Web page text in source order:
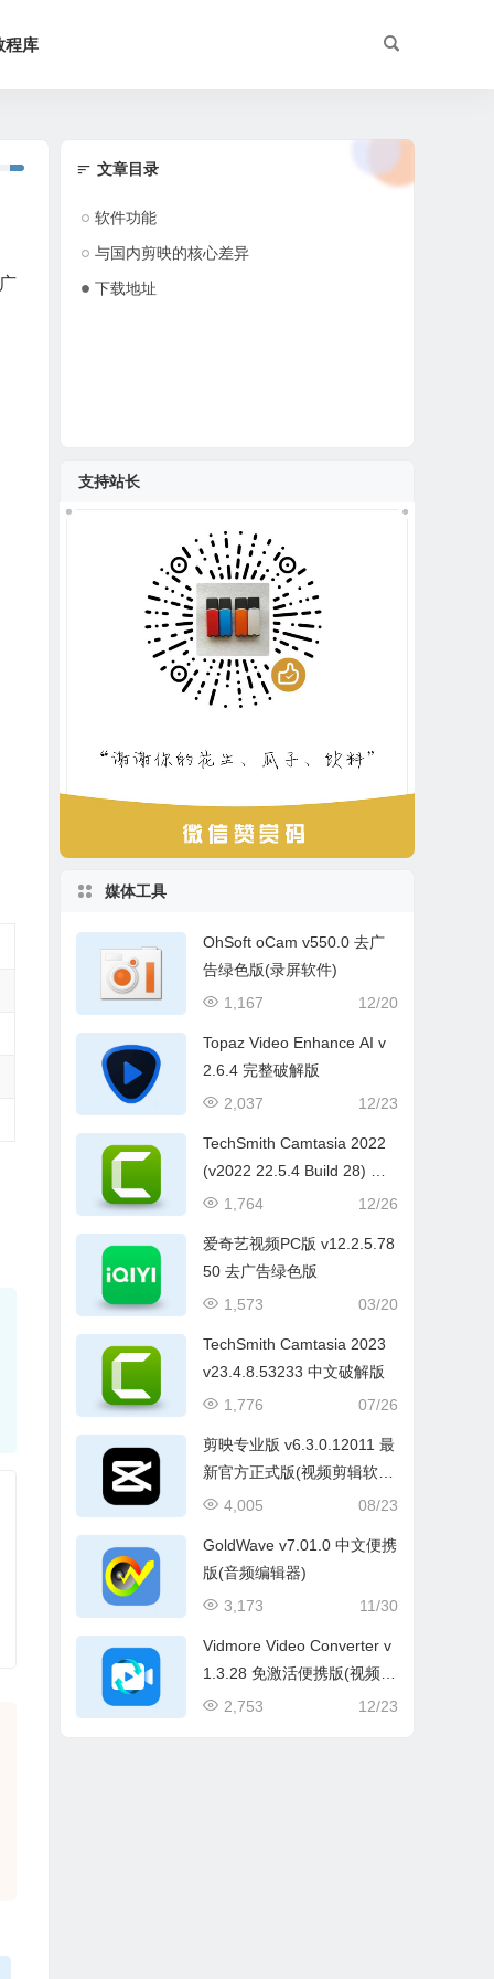
程库
文章目录
软件功能
与国内剪映的核心差异
下载地址
支持站长
媒体工具
OhSoft oCam v550.0 去广
告绿色版(录屏软件)
12/20
1,167
Topaz Video Enhance AI v
2.6.4 完整破解版
12/23
2,037
TechSmith Camtasia 2022
(v2022 22.5.4 Build 28) 中
文破解版
12/26
1,764
爱奇艺视频PC版 v12.2.5.78
50 去广告绿色版
03/20
1,573
TechSmith Camtasia 2023
v23.4.8.53233 中文破解版
07/26
1,776
剪映专业版 v6.3.0.12011 最
新官方正式版(视频剪辑软
件)
08/23
4,005
GoldWave v7.01.0 中文便携
版(音频编辑器)
11/30
3,173
Vidmore Video Converter v
1.3.28 免激活便携版(视频格
式转换)
12/23
2,753